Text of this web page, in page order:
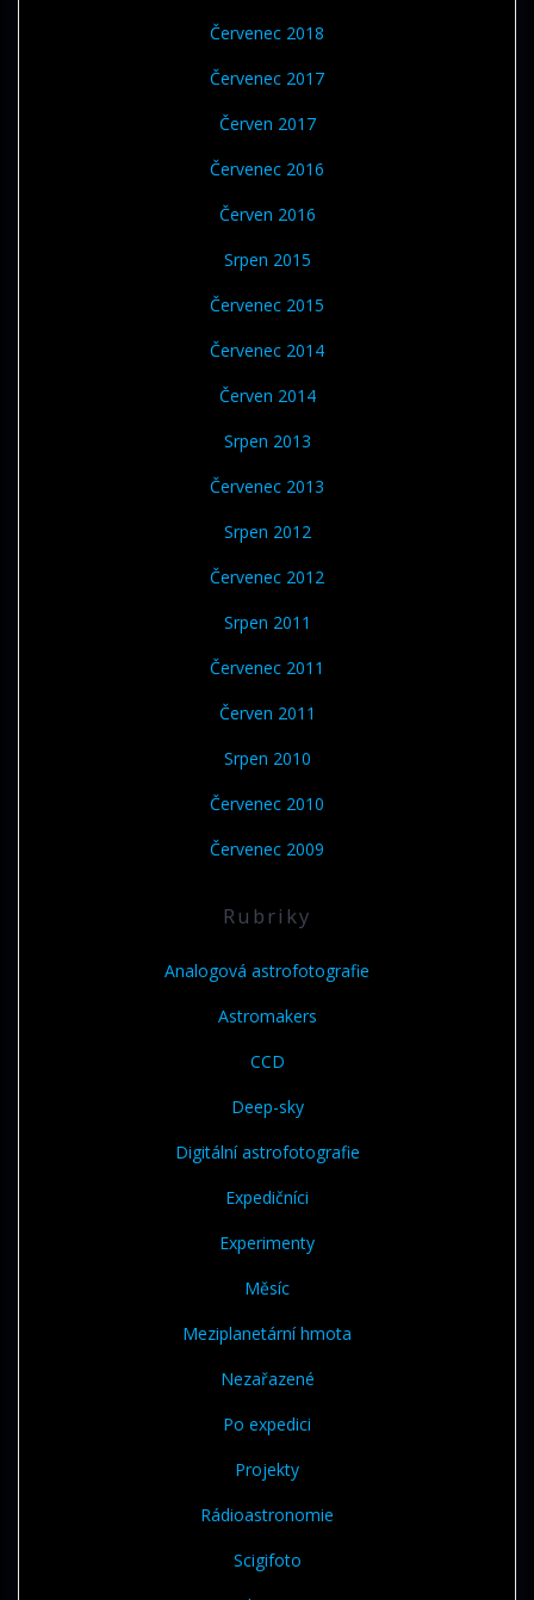
Červenec 2018
Červenec 2017
Červen 2017
Červenec 2016
Červen 2016
Srpen 2015
Červenec 2015
Červenec 2014
Červen 2014
Srpen 2013
Červenec 2013
Srpen 2012
Červenec 2012
Srpen 2011
Červenec 2011
Červen 2011
Srpen 2010
Červenec 2010
Červenec 2009
Rubriky
Analogová astrofotografie
Astromakers
CCD
Deep-sky
Digitální astrofotografie
Expedičníci
Experimenty
Měsíc
Meziplanetární hmota
Nezařazené
Po expedici
Projekty
Rádioastronomie
Scigifoto